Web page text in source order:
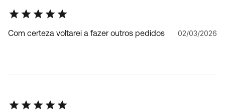
Com certeza voltarei a fazer outros pedidos 02/03/2026